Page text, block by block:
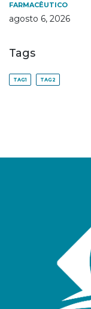
FARMACÊUTICO
agosto 6, 2026
Tags
TAG1 TAG2